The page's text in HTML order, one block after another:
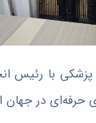
با رئیس
حرفه‌ای در جهان